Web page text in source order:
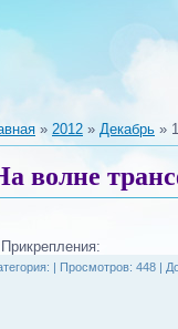
» 2012 » Декабрь »
волне
Прикрепления:
Просмотров: 448 |